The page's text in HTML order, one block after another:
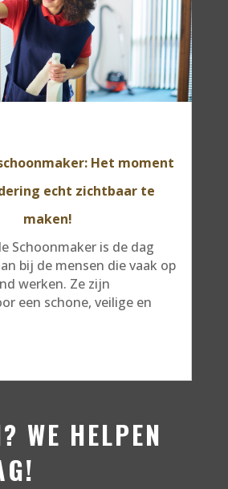
Het moment
echt zichtbaar te
maken!
Schoonmaker is de dag
bij de mensen die vaak op
werken. Ze zijn
een schone, veilige en
WE HELPEN